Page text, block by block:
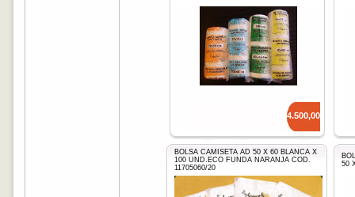
14.500,00
BOLSA CAMISETA AD 50 X 60 BLANCA X
100 UND.ECO FUNDA NARANJA COD.
11705060/20
50